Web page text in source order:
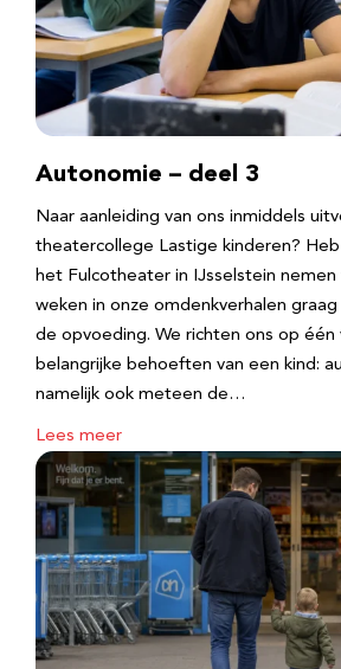
Autonomie – deel 3
Naar aanleiding van ons inmiddels
theatercollege Lastige kinderen? Heb
het Fulcotheater in IJsselstein
weken in onze omdenkverhalen
de opvoeding. We richten ons op
belangrijke behoeften van een kind:
namelijk ook meteen de…
Lees meer